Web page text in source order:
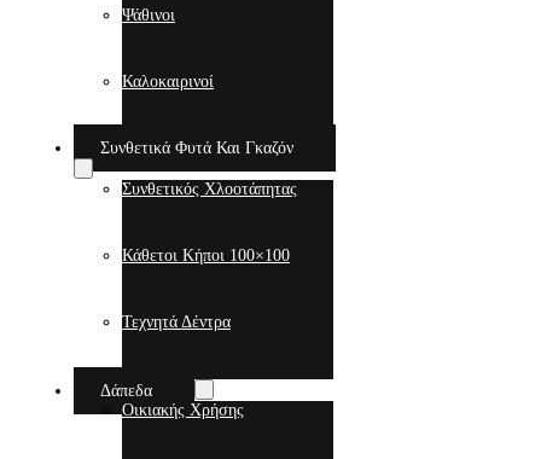
Ψάθινοι
Καλοκαιρινοί
Συνθετικά Φυτά Και Γκαζόν
Συνθετικός Χλοοτάπητας
Κάθετοι Κήποι 100×100
Τεχνητά Δέντρα
Δάπεδα
Οικιακής Χρήσης